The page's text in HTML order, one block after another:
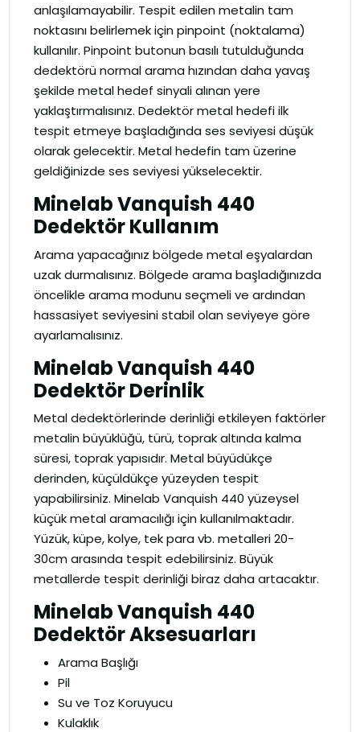
anlaşılamayabilir. Tespit edilen metalin tam
noktasını belirlemek için pinpoint (noktalama)
kullanılır. Pinpoint butonun basılı tutulduğunda
dedektörü normal arama hızından daha yavaş
şekilde metal hedef sinyali alınan yere
yaklaştırmalısınız. Dedektör metal hedefi ilk
tespit etmeye başladığında ses seviyesi düşük
olarak gelecektir. Metal hedefin tam üzerine
geldiğinizde ses seviyesi yükselecektir.
Minelab Vanquish 440
Dedektör Kullanım
Arama yapacağınız bölgede metal eşyalardan
uzak durmalısınız. Bölgede arama başladığınızda
öncelikle arama modunu seçmeli ve ardından
hassasiyet seviyesini stabil olan seviyeye göre
ayarlamalısınız.
Minelab Vanquish 440
Dedektör Derinlik
Metal dedektörlerinde derinliği etkileyen faktörler
metalin büyüklüğü, türü, toprak altında kalma
süresi, toprak yapısıdır. Metal büyüdükçe
derinden, küçüldükçe yüzeyden tespit
yapabilirsiniz. Minelab Vanquish 440 yüzeysel
küçük metal aramacılığı için kullanılmaktadır.
Yüzük, küpe, kolye, tek para vb. metalleri 20-
30cm arasında tespit edebilirsiniz. Büyük
metallerde tespit derinliği biraz daha artacaktır.
Minelab Vanquish 440
Dedektör Aksesuarları
Arama Başlığı
Pil
Su ve Toz Koruyucu
Kulaklık